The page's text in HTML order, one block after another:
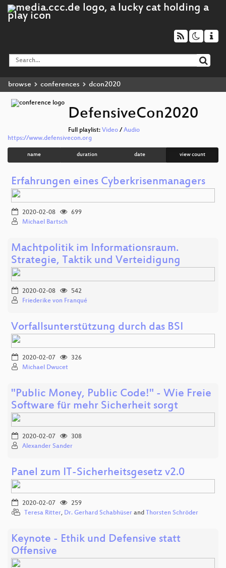
browse conferences dcon2020
DefensiveCon2020
Full playlist: Video / Audio
https://www.defensivecon.org
name duration date view count
Erfahrungen eines Cyberkrisenmanagers
2020-02-08
699
Michael Bartsch
Machtpolitik im Informationsraum.
Strategie, Taktik und Verteidigung
2020-02-08
542
Friederike von Franqué
Vorfallsunterstützung durch das BSI
2020-02-07
326
Michael Dwucet
"Public Money, Public Code!" - Wie Freie
Software für mehr Sicherheit sorgt
2020-02-07
308
Alexander Sander
Panel zum IT-Sicherheitsgesetz v2.0
2020-02-07
259
Teresa Ritter, Dr. Gerhard Schabhüser and Thorsten Schröder
Keynote - Ethik und Defensive statt
Offensive